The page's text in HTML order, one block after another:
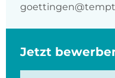
Jetzt